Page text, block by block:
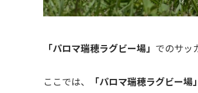
「パロマ瑞穂ラグビー場」 でのサッ
ここでは、 「パロマ瑞穂ラグビー場」